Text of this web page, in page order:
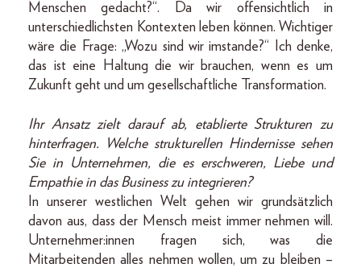
Menschen gedacht?“. Da wir offensichtlich in
unterschiedlichsten Kontexten leben können. Wichtiger
wäre die Frage: „Wozu sind wir imstande?“ Ich denke,
das ist eine Haltung die wir brauchen, wenn es um
Zukunft geht und um gesellschaftliche Transformation.
Ihr Ansatz zielt darauf ab, etablierte Strukturen zu
hinterfragen. Welche strukturellen Hindernisse sehen
Sie in Unternehmen, die es erschweren, Liebe und
Empathie in das Business zu integrieren?
In unserer westlichen Welt gehen wir grundsätzlich
davon aus, dass der Mensch meist immer nehmen will.
Unternehmer:innen fragen sich, was die
Mitarbeitenden alles nehmen wollen, um zu bleiben –